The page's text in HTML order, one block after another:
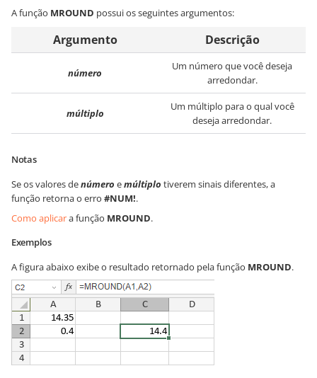
A função MROUND possui os seguintes argumentos:
Argumento Descrição
número
Um número que você deseja
arredondar.
múltiplo
Um múltiplo para o qual você
deseja arredondar.
Notas
Se os valores denúmero emúltiplo tiverem sinais diferentes, a
função retorna o erro #NUM!.
Como aplicara função MROUND.
Exemplos
A figura abaixo exibe o resultado retornado pela função MROUND.